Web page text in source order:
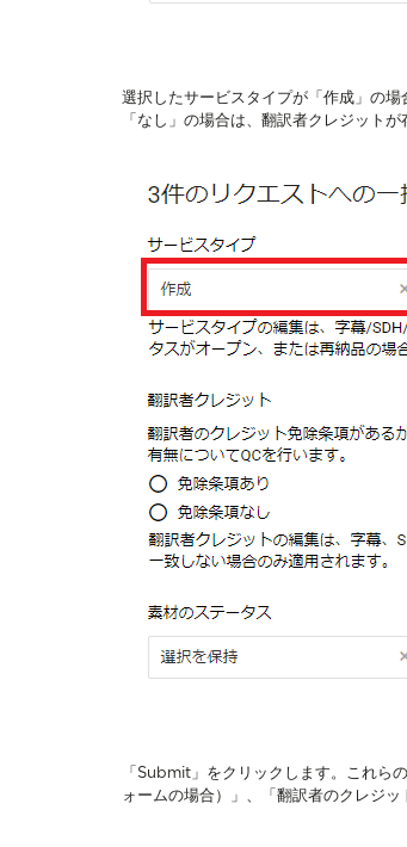
選択したサービスタイプが「作成」の
「なし」の場合は、翻訳者クレジット
「Submit」をクリックします。 これら
ォームの場合）」、「翻訳者のクレジ